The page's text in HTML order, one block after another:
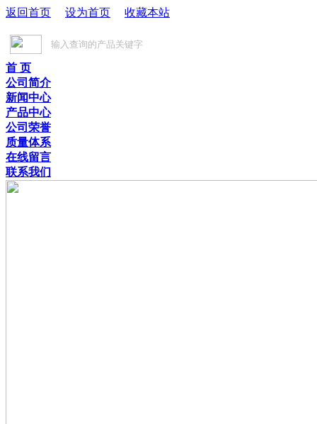
返回首页 设为首页 收藏本站
首 页
公司简介
新闻中心
产品中心
公司荣誉
质量体系
在线留言
联系我们